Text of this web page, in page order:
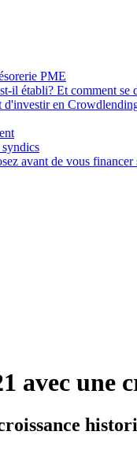
PME
il établi? Et comment se
d'investir en
avant de vous
avec une